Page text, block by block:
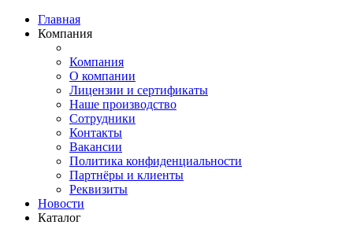
Главная
Компания
Компания
О компании
Лицензии и сертификаты
Наше производство
Сотрудники
Контакты
Вакансии
Политика конфиденциальности
Партнёры и клиенты
Реквизиты
Новости
Каталог